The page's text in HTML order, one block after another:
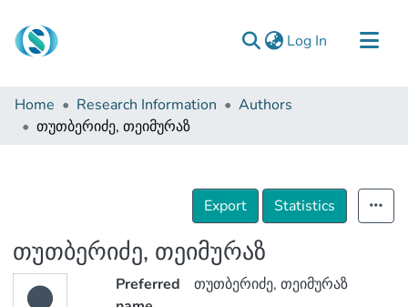
Log In (current)
Communities & Collections
Browse
Home Research Information
Authors
თუთბერიძე, თეიმურაზ
Export Statistics
თუთბერიძე, თეიმურაზ
Preferred
თუთბერიძე, თეიმურაზ